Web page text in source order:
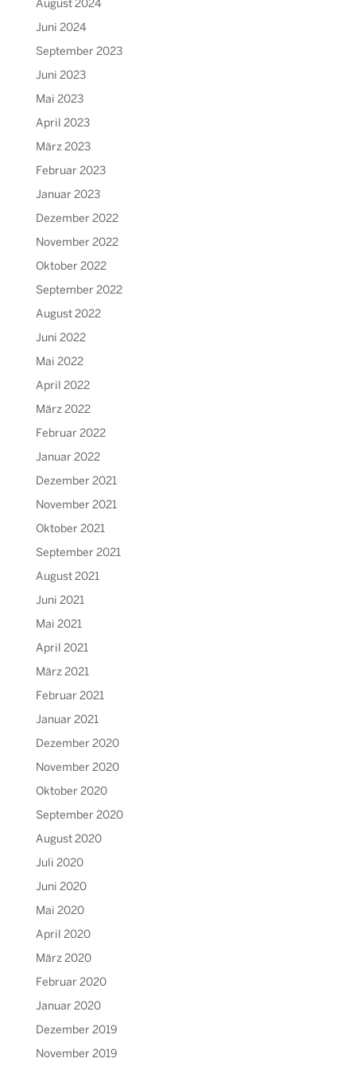
August 2024
Juni 2024
September 2023
Juni 2023
Mai 2023
April 2023
März 2023
Februar 2023
Januar 2023
Dezember 2022
November 2022
Oktober 2022
September 2022
August 2022
Juni 2022
Mai 2022
April 2022
März 2022
Februar 2022
Januar 2022
Dezember 2021
November 2021
Oktober 2021
September 2021
August 2021
Juni 2021
Mai 2021
April 2021
März 2021
Februar 2021
Januar 2021
Dezember 2020
November 2020
Oktober 2020
September 2020
August 2020
Juli 2020
Juni 2020
Mai 2020
April 2020
März 2020
Februar 2020
Januar 2020
Dezember 2019
November 2019